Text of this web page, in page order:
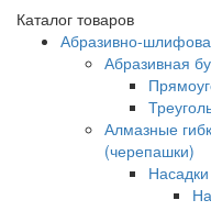
Каталог товаров
Абразивно-
Абразивная
Алмазные
(черепашки)